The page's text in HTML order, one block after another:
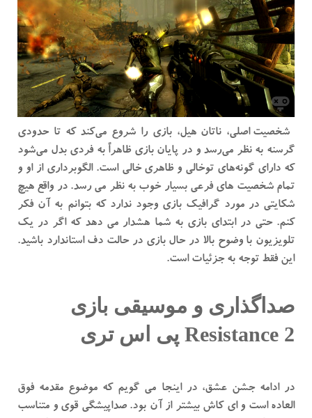
شخصیت اصلی، ناتان هیل، بازی را شروع می‌کند که تا حدودی
گرسنه به نظر می‌رسد و در پایان بازی ظاهراً به فردی بدل می‌شود
که دارای گونه‌های توخالی و ظاهری خالی است. الگوبرداری از او و
تمام شخصیت های فرعی بسیار خوب به نظر می رسد. در واقع هیچ
شکایتی در مورد گرافیک بازی وجود ندارد که بتوانم به آن فکر
کنم. حتی در ابتدای بازی به شما هشدار می دهد که اگر در یک
تلویزیون با وضوح بالا در حال بازی در حالت دف استاندارد باشید.
این فقط توجه به جزئیات است.
صداگذاری و موسیقی بازی
Resistance 2 پی اس تری
در ادامه جشن عشق، در اینجا می گویم که موضوع مقدمه فوق
العاده است و ای کاش بیشتر از آن بود. صداپیشگی قوی و متناسب